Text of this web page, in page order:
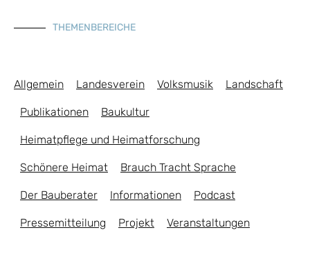
THEMENBEREICHE
Allgemein Landesverein Volksmusik Landschaft
Publikationen Baukultur
Heimatpflege und Heimatforschung
Schönere Heimat Brauch Tracht Sprache
Der Bauberater Informationen Podcast
Pressemitteilung Projekt Veranstaltungen